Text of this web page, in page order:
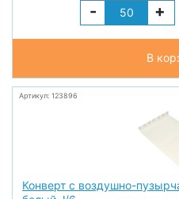
- +
В
Артикул: 123896
Конверт с воздушно-